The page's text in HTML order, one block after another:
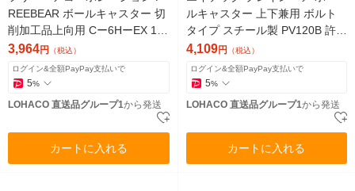
REEBEAR ボールキャスター 切
削加工品上向用 Cー6HーEX 1個
829-0223（直送品）
3,964円 （税込）
ログイン&全額PayPay支払いで
5%
LOHACO 直送品グループ1から発送
カートに入れる
ルキャスター 上下兼用 ボルト
タイプ スチール製 PV120B 許容
荷重200kg 1個 856-0299（直送
品）
4,109円 （税込）
ログイン&全額PayPay支払いで
5%
LOHACO 直送品グループ1から発送
カートに入れる